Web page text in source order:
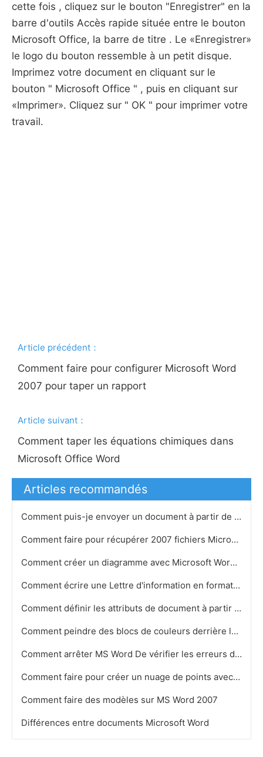
cette fois , cliquez sur le bouton "Enregistrer" en la
barre d'outils Accès rapide située entre le bouton
Microsoft Office, la barre de titre . Le «Enregistrer»
le logo du bouton ressemble à un petit disque.
Imprimez votre document en cliquant sur ​​le
bouton " Microsoft Office " , puis en cliquant sur
«Imprimer». Cliquez sur " OK " pour imprimer votre
travail.
Article précédent：
Comment faire pour configurer Microsoft Word
2007 pour taper un rapport
Article suivant：
Comment taper les équations chimiques dans
Microsoft Office Word
Articles recommandés
Comment puis-je envoyer un document à partir de MS Word pour Email
Comment faire pour récupérer 2007 fichiers Microsoft Word
Comment créer un diagramme avec Microsoft Word 2003
Comment écrire une Lettre d'information en format MS Word
Comment définir les attributs de document à partir de documents APA- style en utilisant MS Word
Comment peindre des blocs de couleurs derrière le texte dans Microsoft Word 2003
Comment arrêter MS Word De vérifier les erreurs de vérification linguistique
Comment faire pour créer un nuage de points avec un tableur de Microsoft Word
Comment faire des modèles sur MS Word 2007
Différences entre documents Microsoft Word